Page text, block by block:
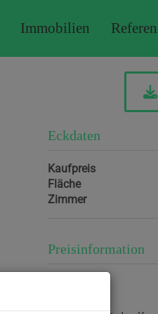
Immobilien
Eckdaten
Kaufpreis
Fläche
Zimmer
Preisinformation